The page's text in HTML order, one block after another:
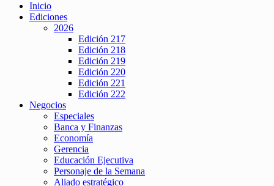
Inicio
Ediciones
2026
Edición 217
Edición 218
Edición 219
Edición 220
Edición 221
Edición 222
Negocios
Especiales
Banca y Finanzas
Economía
Gerencia
Educación Ejecutiva
Personaje de la Semana
Aliado estratégico